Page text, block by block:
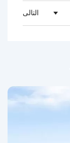
التالى